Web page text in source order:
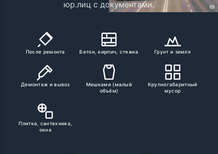
юр.лиц с документами.
После ремонта Бетон, кирпич, стяжка Грунт и земля
Демонтаж и вывоз
Мешками (малый
объём)
Крупногабаритный
мусор
Плитка, сантехника,
окна